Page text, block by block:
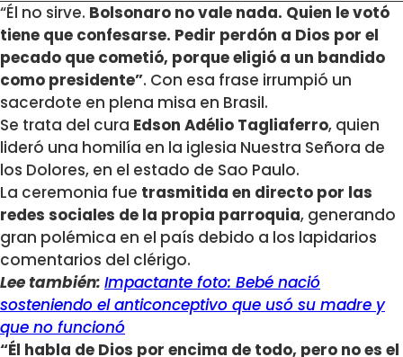
“Él no sirve. Bolsonaro no vale nada. Quien le votó
tiene que confesarse. Pedir perdón a Dios por el
pecado que cometió, porque eligió a un bandido
como presidente”. Con esa frase irrumpió un
sacerdote en plena misa en Brasil.
Se trata del cura Edson Adélio Tagliaferro, quien
lideró una homilía en la iglesia Nuestra Señora de
los Dolores, en el estado de Sao Paulo.
La ceremonia fue trasmitida en directo por las
redes sociales de la propia parroquia, generando
gran polémica en el país debido a los lapidarios
comentarios del clérigo.
Lee también: Impactante foto: Bebé nació
sosteniendo el anticonceptivo que usó su madre y
que no funcionó
“Él habla de Dios por encima de todo, pero no es el